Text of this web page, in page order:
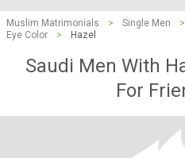
Muslim Matrimonials > Single Men >
Eye Color
> Hazel
Saudi Men With
For